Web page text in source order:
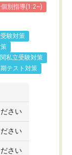
別指導(1:2~)
験対策
私立受験対策
テスト対策
さい
さい
さい